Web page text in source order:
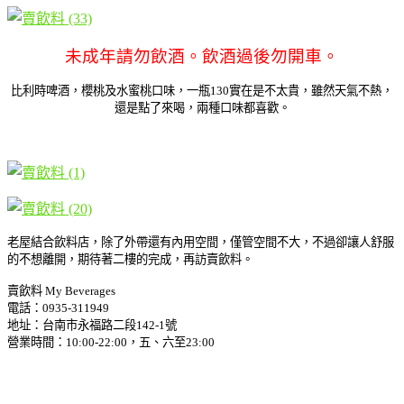
未成年請勿飲酒。飲酒過後勿開車。
比利時啤酒，櫻桃及水蜜桃口味，一瓶130實在是不太貴，雖然天氣不熱，
還是點了來喝，兩種口味都喜歡。
老屋結合飲料店，除了外帶還有內用空間，僅管空間不大，不過卻讓人舒服
的不想離開，期待著二樓的完成，再訪賣飲料。
賣飲料 My Beverages
電話：0935-311949
地址：台南市永福路二段142-1號
營業時間：10:00-22:00，五、六至23:00